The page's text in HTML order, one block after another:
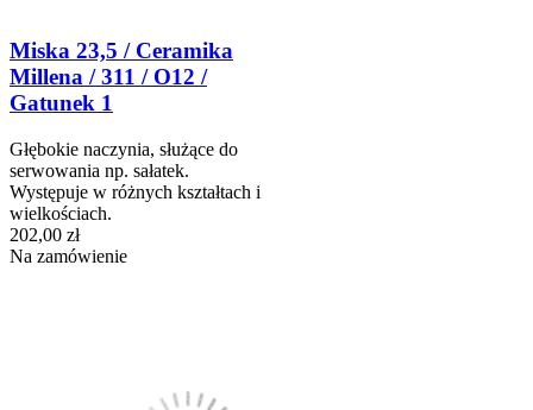
Miska 23,5 / Ceramika
Millena / 311 / O12 /
Gatunek 1
Głębokie naczynia, służące do
serwowania np. sałatek.
Występuje w różnych kształtach i
wielkościach.
202,00 zł
Na zamówienie